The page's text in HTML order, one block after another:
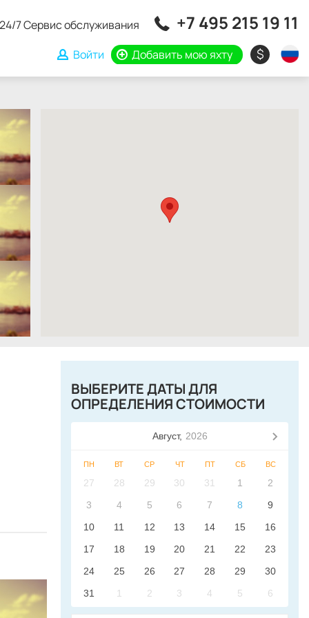
24/7 Сервис обслуживания +7 495 215 19 11
Войти Добавить мою яхту $
ВЫБЕРИТЕ ДАТЫ ДЛЯ
ОПРЕДЕЛЕНИЯ СТОИМОСТИ
Август, 2026
ПН ВТ СР ЧТ ПТ СБ ВС
27 28 29 30 31 1
2
3
4 5 6 7 8
9
10
11 12 13 14 15
16
17
18 19 20 21 22
23
24
25 26 27 28 29
30
31
1 2 3 4 5 6